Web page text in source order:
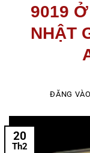
9019
NHẬT
ĐĂNG
20
Th2